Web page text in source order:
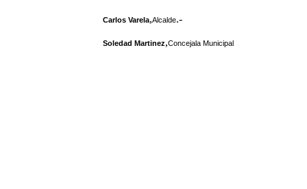
Carlos Varela,Alcalde.-
Soledad Martinez,Concejala Municipal